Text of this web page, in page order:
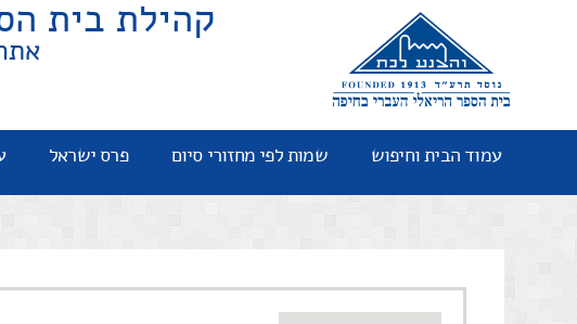
קהילת בית
עמוד הבית וחיפוש שמות לפי מחזורי סיום פרס ישראל